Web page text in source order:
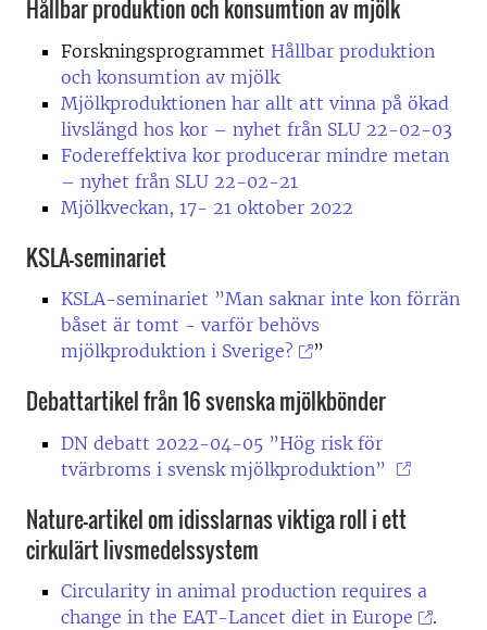
Hållbar produktion och konsumtion av mjölk
Forskningsprogrammet Hållbar produktion
och konsumtion av mjölk
Mjölkproduktionen har allt att vinna på ökad
livslängd hos kor – nyhet från SLU 22-02-03
Fodereffektiva kor producerar mindre metan
– nyhet från SLU 22-02-21
Mjölkveckan, 17- 21 oktober 2022
KSLA-seminariet
KSLA-seminariet ”Man saknar inte kon förrän
båset är tomt - varför behövs
mjölkproduktion i Sverige?
”
Debattartikel från 16 svenska mjölkbönder
DN debatt 2022-04-05 ”Hög risk för
tvärbroms i svensk mjölkproduktion”
Nature-artikel om idisslarnas viktiga roll i ett
cirkulärt livsmedelssystem
Circularity in animal production requires a
change in the EAT-Lancet diet in Europe
.